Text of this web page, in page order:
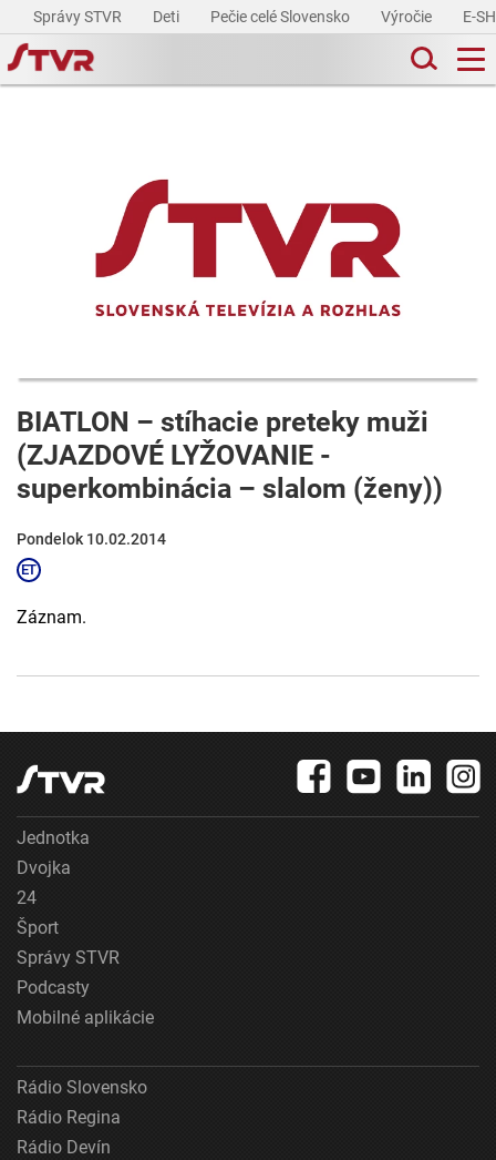
Správy STVR Deti Pečie celé Slovensko Výročie E-
BIATLON – stíhacie preteky muži
(ZJAZDOVÉ LYŽOVANIE -
superkombinácia – slalom (ženy))
Pondelok 10.02.2014
Záznam.
Jednotka
Dvojka
24
Šport
Správy STVR
Podcasty
Mobilné aplikácie
Rádio Slovensko
Rádio Regina
Rádio Devín